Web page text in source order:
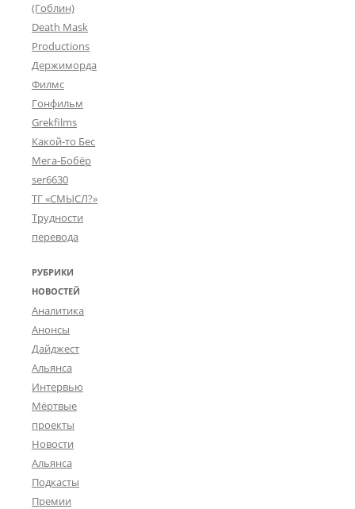
(Гоблин)
Death Mask
Productions
Держиморда
Филмс
Гонфильм
Grekfilms
Какой-то Бес
Мега-Бобёр
ser6630
ТГ «СМЫСЛ?»
Трудности
перевода
РУБРИКИ
НОВОСТЕЙ
Аналитика
Анонсы
Дайджест
Альянса
Интервью
Мёртвые
проекты
Новости
Альянса
Подкасты
Премии